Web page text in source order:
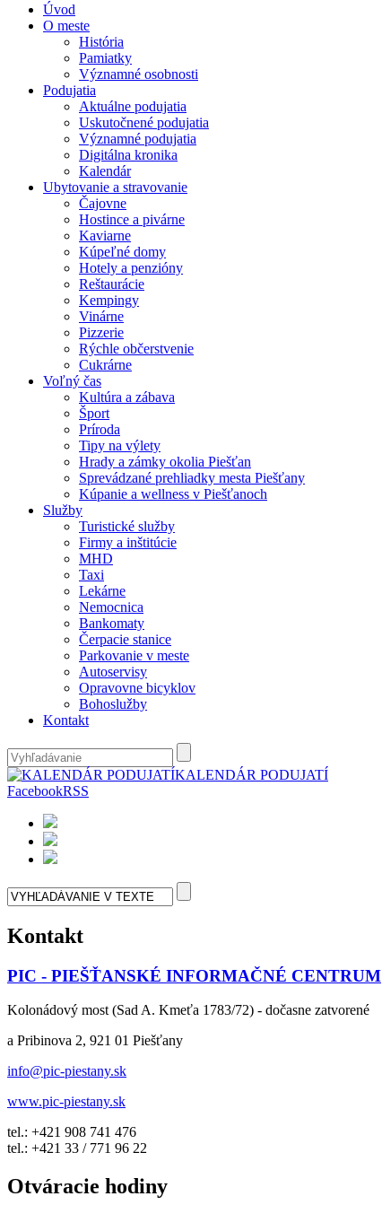
Úvod
O meste
História
Pamiatky
Významné osobnosti
Podujatia
Aktuálne podujatia
Uskutočnené podujatia
Významné podujatia
Digitálna kronika
Kalendár
Ubytovanie a stravovanie
Čajovne
Hostince a pivárne
Kaviarne
Kúpeľné domy
Hotely a penzióny
Reštaurácie
Kempingy
Vinárne
Pizzerie
Rýchle občerstvenie
Cukrárne
Voľný čas
Kultúra a zábava
Šport
Príroda
Tipy na výlety
Hrady a zámky okolia Piešťan
Sprevádzané prehliadky mesta Piešťany
Kúpanie a wellness v Piešťanoch
Služby
Turistické služby
Firmy a inštitúcie
MHD
Taxi
Lekárne
Nemocnica
Bankomaty
Čerpacie stanice
Parkovanie v meste
Autoservisy
Opravovne bicyklov
Bohoslužby
Kontakt
KALENDÁR PODUJATÍ
FacebookRSS
Kontakt
PIC - PIEŠŤANSKÉ INFORMAČNÉ CENTRUM
Kolonádový most (Sad A. Kmeťa 1783/72) - dočasne zatvorené
a Pribinova 2, 921 01 Piešťany
info@pic-piestany.sk
www.pic-piestany.sk
tel.: +421 908 741 476
tel.: +421 33 / 771 96 22
Otváracie hodiny